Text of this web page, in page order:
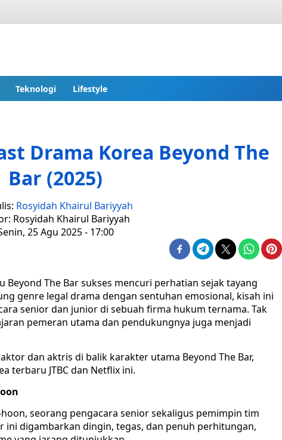
Teknologi Lifestyle
Drama Korea Beyond The
Bar (2025)
Rosyidah Khairul Bariyyah
Rosyidah Khairul Bariyyah
25 Agu 2025 - 17:00
Beyond The Bar sukses mencuri perhatian sejak tayang
genre legal drama dengan sentuhan emosional, kisah ini
senior dan junior di sebuah firma hukum ternama. Tak
pemeran utama dan pendukungnya juga menjadi
dan aktris di balik karakter utama Beyond The Bar,
terbaru JTBC dan Netflix ini.
seorang pengacara senior sekaligus pemimpin tim
ini digambarkan dingin, tegas, dan penuh perhitungan,